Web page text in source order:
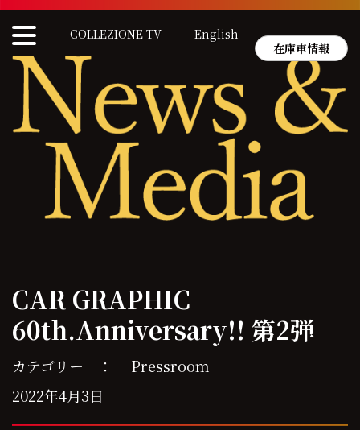
Skip
content
COLLEZIONE TV
English
在庫車情報
CAR GRAPHIC
60th.Anniversary!! 第2弾
カテゴリー ： Pressroom
2022年4月3日